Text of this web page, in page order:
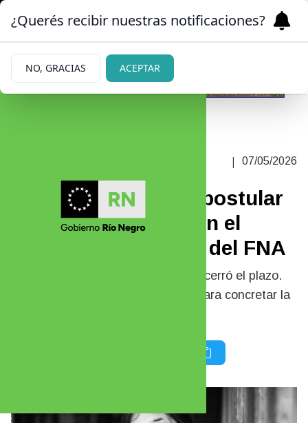
| 07/05/2026
Queda tiempo para postular
al rubro “Crónica” en el
Concurso de Letras del FNA
Para el resto de las categorías, ya cerró el plazo.
Hay margen hasta el 14 de mayo para concretar la
¿Querés recibir nuestras notificaciones?
NO, GRACIAS ACEPTAR